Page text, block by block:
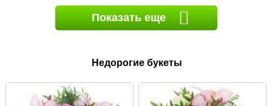
Показать еще
Недорогие букеты